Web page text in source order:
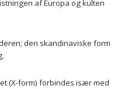
af Europa og kulten
den skandinaviske form
(X-form) forbindes især med